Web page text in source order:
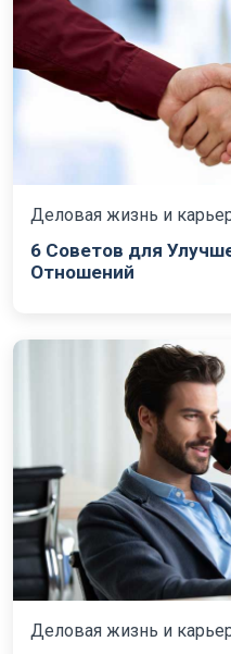
Деловая жизнь и
6 Советов для
Отношений
Деловая жизнь и